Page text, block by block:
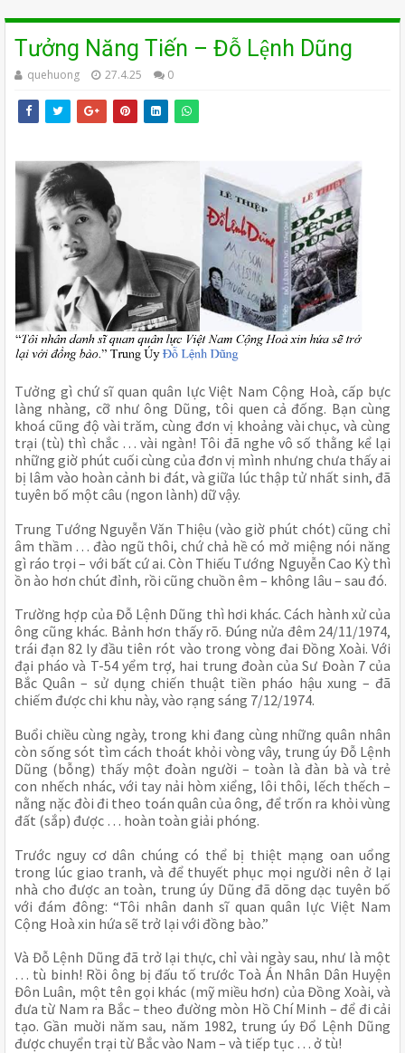
Tưởng Năng Tiến – Đỗ Lệnh Dũng
quehuong 27.4.25 0
Tưởng gì chứ sĩ quan quân lực Việt Nam Cộng Hoà, cấp bực
làng nhàng, cỡ như ông Dũng, tôi quen cả đống. Bạn cùng
khoá cũng độ vài trăm, cùng đơn vị khoảng vài chục, và cùng
trại (tù) thì chắc … vài ngàn! Tôi đã nghe vô số thằng kể lại
những giờ phút cuối cùng của đơn vị mình nhưng chưa thấy ai
bị lâm vào hoàn cảnh bi đát, và giữa lúc thập tử nhất sinh, đã
tuyên bố một câu (ngon lành) dữ vậy.
Trung Tướng Nguyễn Văn Thiệu (vào giờ phút chót) cũng chỉ
âm thầm … đào ngũ thôi, chứ chả hề có mở miệng nói năng
gì ráo trọi – với bất cứ ai. Còn Thiếu Tướng Nguyễn Cao Kỳ thì
ồn ào hơn chút đỉnh, rồi cũng chuồn êm – không lâu – sau đó.
Trường hợp của Đỗ Lệnh Dũng thì hơi khác. Cách hành xử của
ông cũng khác. Bảnh hơn thấy rõ. Đúng nửa đêm 24/11/1974,
trái đạn 82 ly đầu tiên rót vào trong vòng đai Đồng Xoài. Với
đại pháo và T-54 yểm trợ, hai trung đoàn của Sư Đoàn 7 của
Bắc Quân – sử dụng chiến thuật tiền pháo hậu xung – đã
chiếm được chi khu này, vào rạng sáng 7/12/1974.
Buổi chiều cùng ngày, trong khi đang cùng những quân nhân
còn sống sót tìm cách thoát khỏi vòng vây, trung úy Đỗ Lệnh
Dũng (bỗng) thấy một đoàn người – toàn là đàn bà và trẻ
con nhếch nhác, với tay nải hòm xiểng, lôi thôi, lếch thếch –
nằng nặc đòi đi theo toán quân của ông, để trốn ra khỏi vùng
đất (sắp) được … hoàn toàn giải phóng.
Trước nguy cơ dân chúng có thể bị thiệt mạng oan uổng
trong lúc giao tranh, và để thuyết phục mọi người nên ở lại
nhà cho được an toàn, trung úy Dũng đã dõng dạc tuyên bố
với đám đông: “Tôi nhân danh sĩ quan quân lực Việt Nam
Cộng Hoà xin hứa sẽ trở lại với đồng bào.”
Và Đỗ Lệnh Dũng đã trở lại thực, chỉ vài ngày sau, như là một
… tù binh! Rồi ông bị đấu tố trước Toà Án Nhân Dân Huyện
Đôn Luân, một tên gọi khác (mỹ miều hơn) của Đồng Xoài, và
đưa từ Nam ra Bắc – theo đường mòn Hồ Chí Minh – để đi cải
tạo. Gần muời năm sau, năm 1982, trung úy Đổ Lệnh Dũng
được chuyển trại từ Bắc vào Nam – và tiếp tục … ở tù!